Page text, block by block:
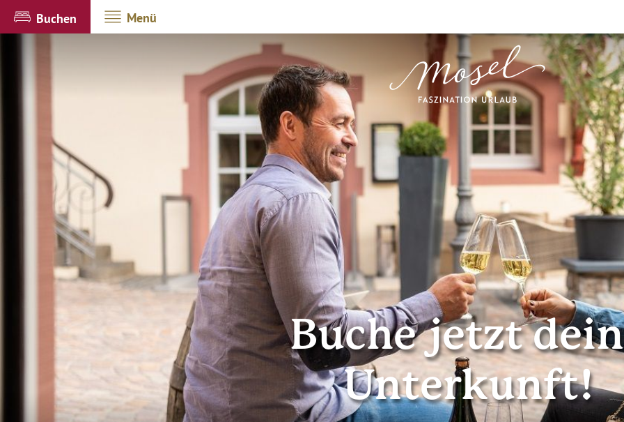
Buchen Menü
Buche jetzt
Unterkunft!